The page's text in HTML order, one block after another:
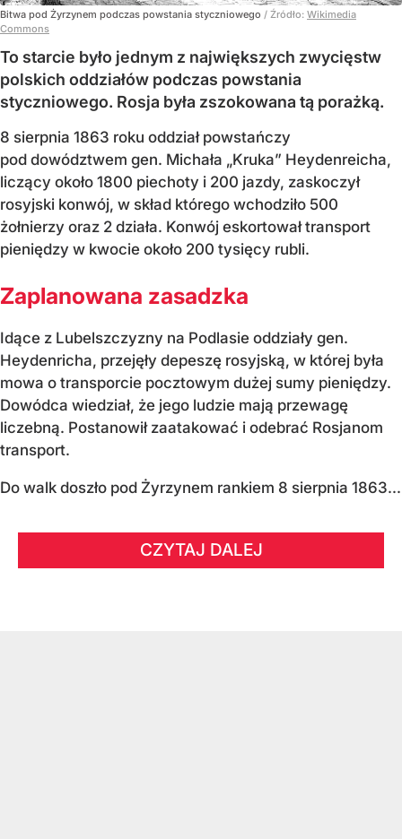
Bitwa pod Żyrzynem podczas powstania styczniowego / Źródło: Wikimedia
Commons
To starcie było jednym z największych zwycięstw
polskich oddziałów podczas powstania
styczniowego. Rosja była zszokowana tą porażką.
8 sierpnia 1863 roku oddział powstańczy
pod dowództwem gen. Michała „Kruka” Heydenreicha,
liczący około 1800 piechoty i 200 jazdy, zaskoczył
rosyjski konwój, w skład którego wchodziło 500
żołnierzy oraz 2 działa. Konwój eskortował transport
pieniędzy w kwocie około 200 tysięcy rubli.
Zaplanowana zasadzka
Idące z Lubelszczyzny na Podlasie oddziały gen.
Heydenricha, przejęły depeszę rosyjską, w której była
mowa o transporcie pocztowym dużej sumy pieniędzy.
Dowódca wiedział, że jego ludzie mają przewagę
liczebną. Postanowił zaatakować i odebrać Rosjanom
transport.
Do walk doszło pod Żyrzynem rankiem 8 sierpnia 1863...
CZYTAJ DALEJ